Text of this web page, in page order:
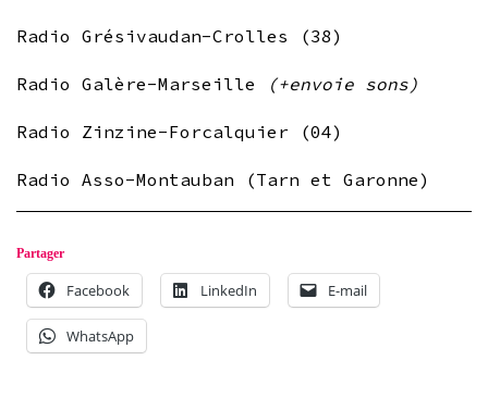
Radio Grésivaudan-Crolles (38)
Radio Galère-Marseille (+envoie sons)
Radio Zinzine-Forcalquier (04)
Radio Asso-Montauban (Tarn et Garonne)
Partager
Facebook LinkedIn E-mail
WhatsApp